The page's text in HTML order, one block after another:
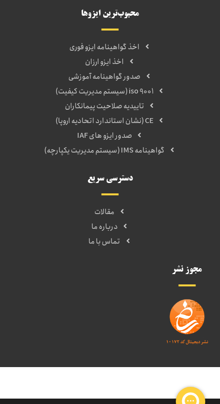
محبوب‌ترین ایزوها
اخذ گواهینامه ایزو فوری
اخذ ایزو ارزان
صدور گواهینامه آموزشی
iso 9001 (سیستم مدیریت کیفیت)
تاییدیه صلاحیت پیمانکاران
CE (نشان استاندارد اتحادیه اروپا)
صدور ایزو های IAF
گواهینامه IMS (سیستم مدیریت یکپارچه)
دسترسی سریع
مقالات
درباره ما
تماس با ما
مجوز نشر